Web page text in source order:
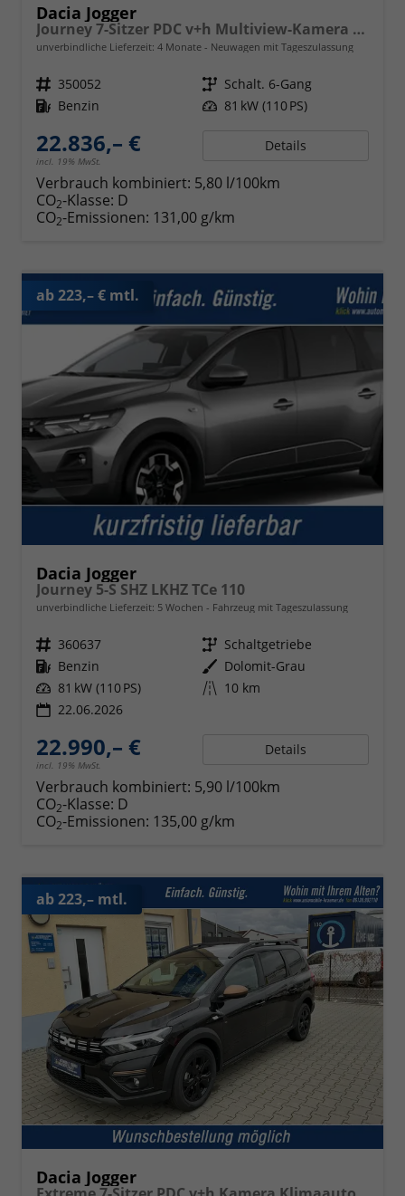
Dacia Jogger
Journey 7-Sitzer PDC v+h Multiview-Kamera Klimaauto. Sitzheizung
unverbindliche Lieferzeit: 4 Monate Neuwagen mit Tageszulassung
Fahrzeugnr. 350052 Getriebe Schalt. 6-Gang
Kraftstoff Benzin Leistung 81 kW (110 PS)
22.836,– €
incl. 19% MwSt.
Details
Verbrauch kombiniert: 5,80 l/100km
CO2-Klasse: D
CO2-Emissionen: 131,00 g/km
ab 223,– € mtl.
Dacia Jogger
Journey 5-S SHZ LKHZ TCe 110
unverbindliche Lieferzeit: 5 Wochen Fahrzeug mit Tageszulassung
Fahrzeugnr. 360637 Getriebe Schaltgetriebe
Kraftstoff Benzin Außenfarbe Dolomit-Grau
Leistung 81 kW (110 PS) Kilometerstand 10 km
22.06.2026
22.990,– €
incl. 19% MwSt.
Details
Verbrauch kombiniert: 5,90 l/100km
CO2-Klasse: D
CO2-Emissionen: 135,00 g/km
ab 223,– mtl.
Dacia Jogger